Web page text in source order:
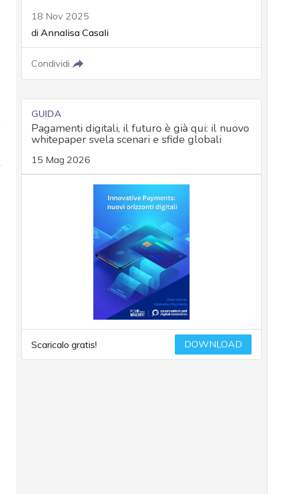
18 Nov 2025
di Annalisa Casali
Condividi
GUIDA
Pagamenti digitali, il futuro è già qui: il nuovo
whitepaper svela scenari e sfide globali
15 Mag 2026
Scaricalo gratis! DOWNLOAD